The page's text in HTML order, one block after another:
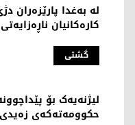
گشتی
لە بەغدا پارێزەران
کارەکانیان
لیژنەیەک بۆ
حکوومەتەکەی